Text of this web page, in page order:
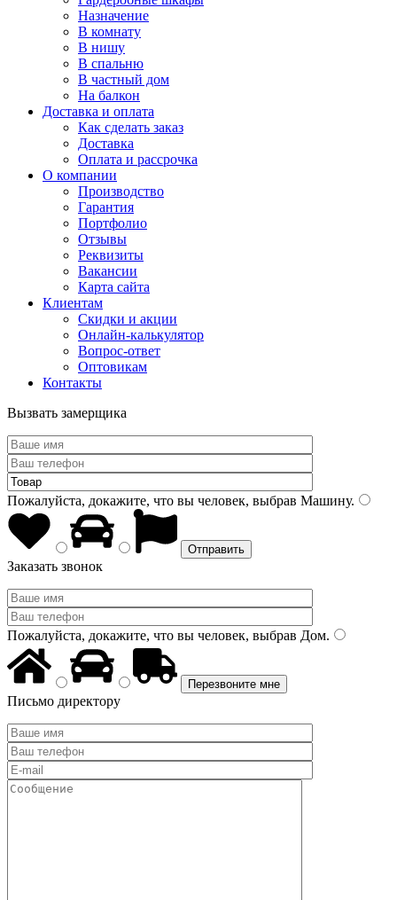
Назначение
В комнату
В нишу
В спальню
В частный дом
На балкон
Доставка и оплата
Как сделать заказ
Доставка
Оплата и рассрочка
О компании
Производство
Гарантия
Портфолио
Отзывы
Реквизиты
Вакансии
Карта сайта
Клиентам
Скидки и акции
Онлайн-калькулятор
Вопрос-ответ
Оптовикам
Контакты
Вызвать замерщика
Пожалуйста, докажите, что вы человек, выбрав Машину.
Заказать звонок
Пожалуйста, докажите, что вы человек, выбрав Дом.
Письмо директору